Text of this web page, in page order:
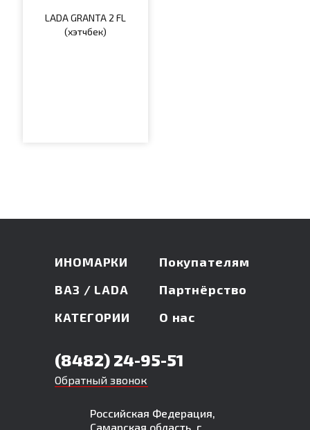
LADA GRANTA 2 FL
(хэтчбек)
ИНОМАРКИ
ВАЗ / LADA
КАТЕГОРИИ
Покупателям
Партнёрство
О нас
(8482) 24-95-51
Обратный звонок
Российская Федерация,
Самарская область, г.